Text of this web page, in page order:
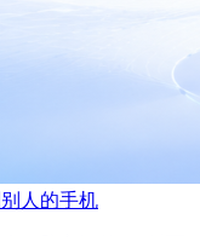
人的手机